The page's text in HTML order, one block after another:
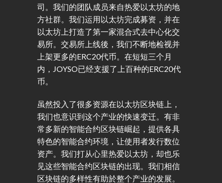
司。我们的团队成员来自热爱以太坊的地
方社群。我们运用以太坊完成募资，并在
以太坊上打造了第一家混合式去中心化交
易所。交易所上线後，我们不断地检视并
上架更多的ERC20代币。在短短三个月
内，JOYSO已经支援了上百种的ERC20代
币。
虽然投入了很多资源在以太坊区块链上，
我们也意识到这个产业的快速变迁。有非
常多新的智能合约区块链崛起，提供各具
特色的智能合约环境，让使用者发行数位
资产。我们打从心里热爱以太坊，却也乐
见这些智能合约区块链的出现。我们相信
区块链的多样性有助於整个产业的发展。